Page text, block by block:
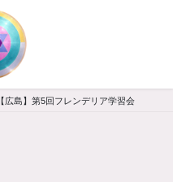
【広島】第5回フレンデリア学習会